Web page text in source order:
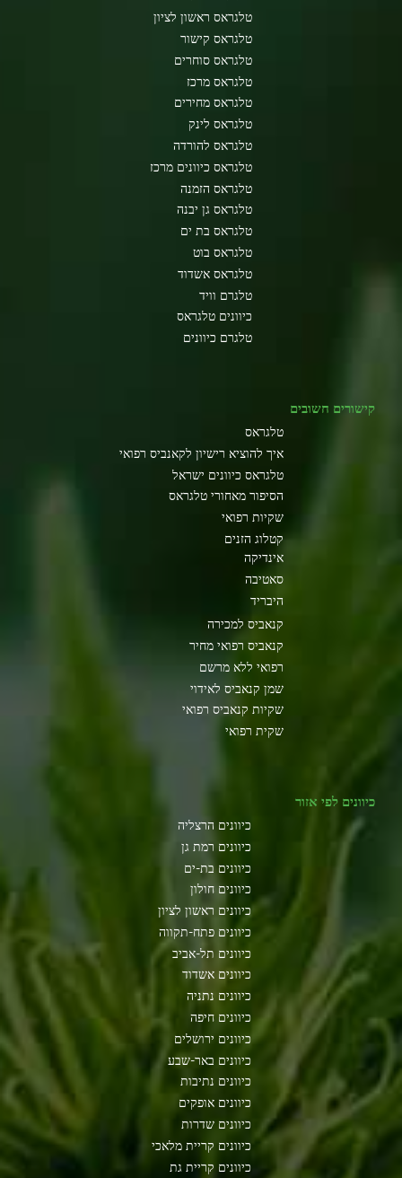
טלגראס ראשון לציון
טלגראס קישור
טלגראס סוחרים
טלגראס מרכז
טלגראס מחירים
טלגראס לינק
טלגראס להורדה
טלגראס כיוונים מרכז
טלגראס הזמנה
טלגראס גן יבנה
טלגראס בת ים
טלגראס בוט
טלגראס אשדוד
טלגרם וויד
כיוונים טלגראס
טלגרם כיוונים
קישורים חשובים
טלגראס
איך להוציא רישיון לקאנביס רפואי
טלגראס כיוונים ישראל
הסיפור מאחורי טלגראס
שקיות רפואי
קטלוג הזנים
אינדיקה
סאטיבה
היבריד
קנאביס למכירה
קנאביס רפואי מחיר
רפואי ללא מרשם
שמן קנאביס לאידוי
שקיות קנאביס רפואי
שקית רפואי
כיוונים לפי אזור
כיוונים הרצליה
כיוונים רמת גן
כיוונים בת-ים
כיוונים חולון
כיוונים ראשון לציון
כיוונים פתח-תקווה
כיוונים תל-אביב
כיוונים אשדוד
כיוונים נתניה
כיוונים חיפה
כיוונים ירושלים
כיוונים באר-שבע
כיוונים נתיבות
כיוונים אופקים
כיוונים שדרות
כיוונים קריית מלאכי
כיוונים קריית גת